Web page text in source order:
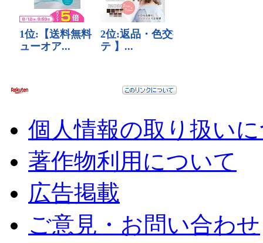
個人情報の取り扱い
著作物利用について
広告掲載
ご意見・お問い合わせ